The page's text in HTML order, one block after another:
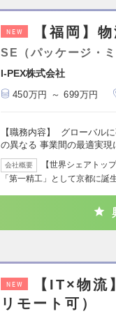
NEW 【福岡】
SE（パッケージ・
I-PEX株式会社
450万円 ～ 699万円
【職務内容】 グローバル
の異なる 事業間の最適実
会社概要
【世界シェアトッ
「第一精工」として京都に
NEW
【IT×物
リモート可）